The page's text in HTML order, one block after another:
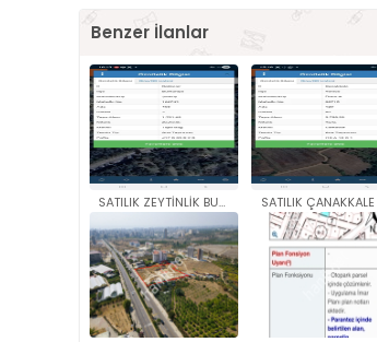
Benzer İlanlar
SATILIK ZEYTİNLİK BURHANİYE Ş..